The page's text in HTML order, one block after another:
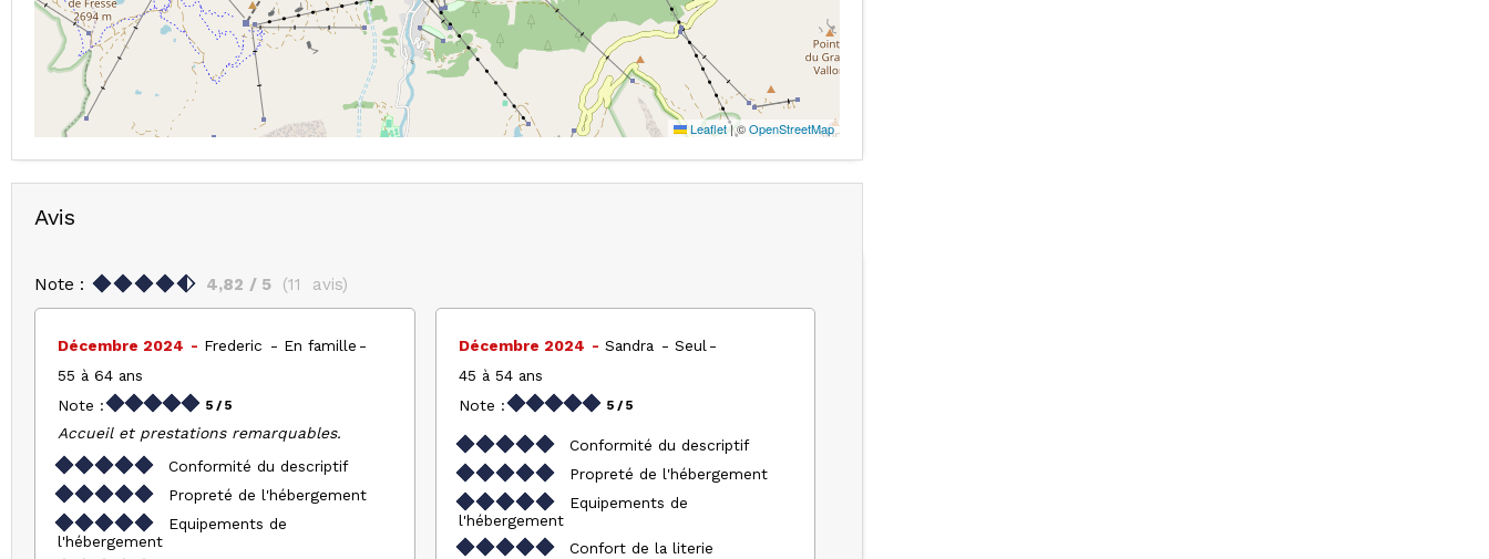
Leaflet|©OpenStreetMap
Avis
Note : 4,82 / 5 (11 avis)
Décembre 2024 Frederic
En famille
55 à 64 ans
Note :
5 / 5
Accueil et prestations remarquables.
Conformité du descriptif
Propreté de l'hébergement
Equipements de
l'hébergement
Décembre 2024 Sandra
Seul
45 à 54 ans
Note :
5 / 5
Conformité du descriptif
Propreté de l'hébergement
Equipements de
l'hébergement
Confort de la literie